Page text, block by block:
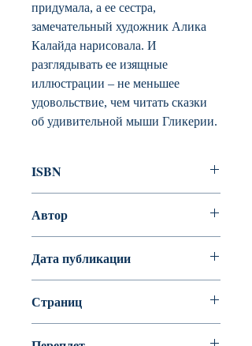
придумала, а ее сестра,
замечательный художник Алика
Калайда нарисовала. И
разглядывать ее изящные
иллюстрации – не меньшее
удовольствие, чем читать сказки
об удивительной мыши Гликерии.
ISBN
Автор
Дата публикации
Страниц